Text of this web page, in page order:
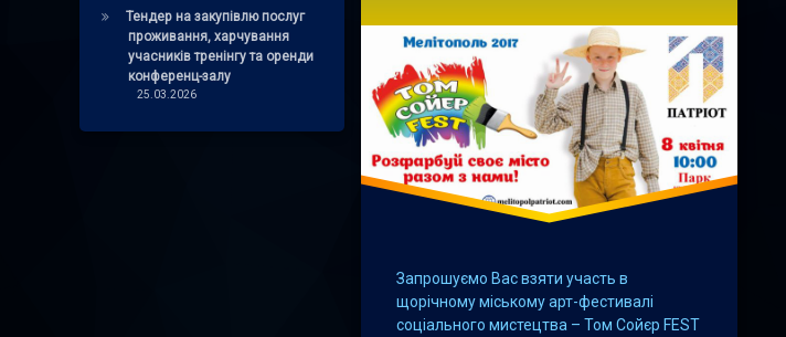
Запрошуємо Вас взяти участь в
щорічному міському арт-фестивалі
соціального мистецтва – Том Сойєр FEST
Тендер на закупівлю послуг
проживання, харчування
учасників тренінгу та оренди
конференц-залу
25.03.2026